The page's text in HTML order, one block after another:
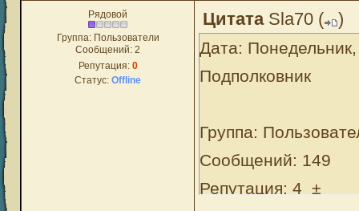
Рядовой
Группа: Пользователи
Сообщений: 2
Репутация: 0
Статус: Offline
Цитата Sla70 ( )
Дата:
Подполковник
Группа:
Сообщений: 149
Репутация: 4 ±